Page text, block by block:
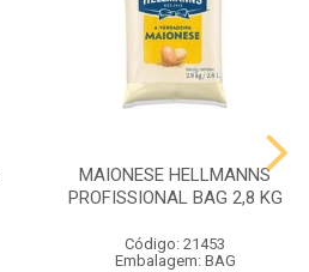
MAIONESE HELLMANNS
PROFISSIONAL BAG 2,8 KG
Código: 21453
Embalagem: BAG